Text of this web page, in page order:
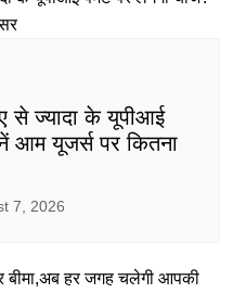
से ज्यादा के यूपीआई
आम यूजर्स पर कितना
7, 2026